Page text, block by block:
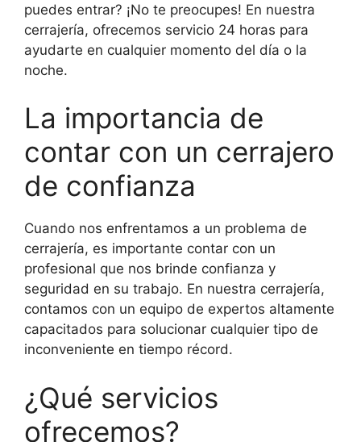
puedes entrar? ¡No te preocupes! En nuestra
cerrajería, ofrecemos servicio 24 horas para
ayudarte en cualquier momento del día o la
noche.
La importancia de
contar con un cerrajero
de confianza
Cuando nos enfrentamos a un problema de
cerrajería, es importante contar con un
profesional que nos brinde confianza y
seguridad en su trabajo. En nuestra cerrajería,
contamos con un equipo de expertos altamente
capacitados para solucionar cualquier tipo de
inconveniente en tiempo récord.
¿Qué servicios
ofrecemos?